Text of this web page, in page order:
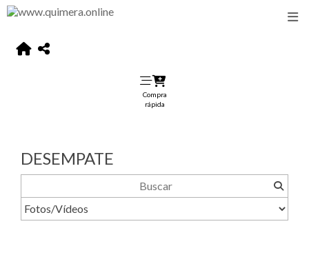
Compra
rápida
DESEMPATE